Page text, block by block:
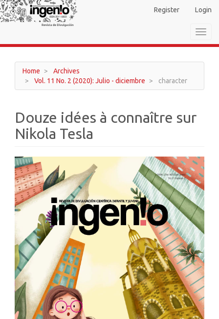
Main
Navigation
Main
Sidebar
Register Login
Home
Archives
Vol. 11 No. 2 (2020): Julio - diciembre
character
Douze idées à connaître sur
Nikola Tesla
Article
Sidebar